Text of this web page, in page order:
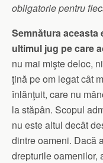
obligatorie pentru
Semnătura
ultimul jug pe care
nu mai mişte deloc,
ţină pe om legat cât
înlănţuit, care nu
la stăpân. Scopul
nu este altul decât
dintre oameni. Dacă
drepturile oamenilor,